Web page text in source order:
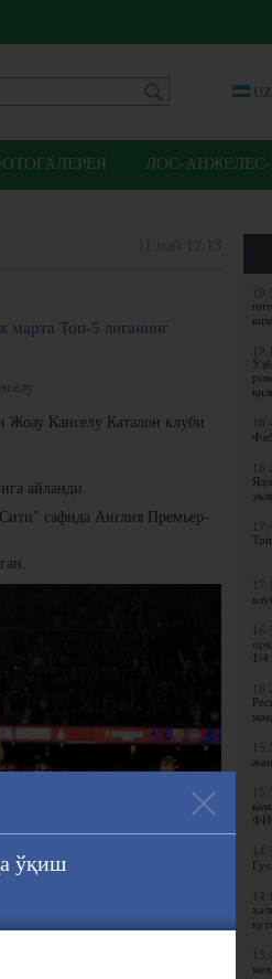
UZ
ЛОС-АНЖЕЛЕС-
1/4
марта Топ-5 лиганинг
Жоау Канселу Каталон клуби
айланди.
сафида Англия Премьер-
ўқиш